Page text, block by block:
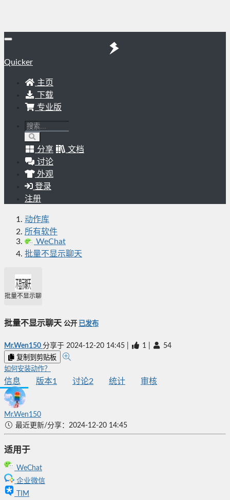
Quicker
主页
下载
专业版
分享
文档
讨论
外观
登录
注册
动作库
所有软件
WeChat
批量不显示聊天
批量不显示聊天
批量不显示聊天 公开 已发布
Mr.Wen150 分享于 2024-12-20 14:45 1 54
复制到剪贴板
如何安装动作？
信息 版本1 讨论2 统计 审核
Mr.Wen150
最近更新/分享：2024-12-20 14:45
适用于
WeChat
企业微信
TIM